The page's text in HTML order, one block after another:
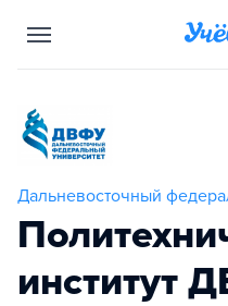
Дальневосточный
институт